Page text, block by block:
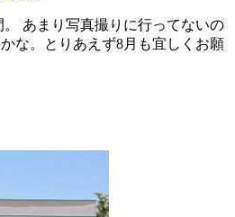
あまり写真撮りに行ってないの
な。とりあえず8月も宜しくお願